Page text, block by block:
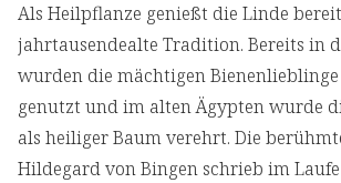
Als Heilpflanze genießt die Linde
jahrtausendealte Tradition. Bereits in
wurden die mächtigen
genutzt und im alten Ägypten wurde
als heiliger Baum verehrt. Die
Hildegard von Bingen schrieb im Laufe